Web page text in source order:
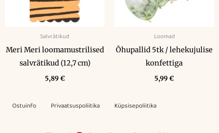
Salvrätikud
Meri Meri loomamustrilised
salvrätikud (12,7 cm)
5,89€
Loomad
Õhupallid 5tk / lehekujulise
konfettiga
5,99€
Ostuinfo Privaatsuspoliitika Küpsisepoliitika